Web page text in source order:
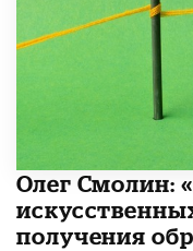
Олег Смолин:
получения